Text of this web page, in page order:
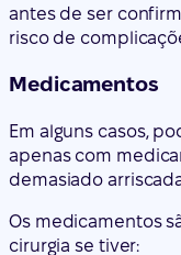
antes de ser
risco de
Medicamentos
Em alguns casos,
apenas com
demasiado
Os medicamentos
cirurgia se tiver: